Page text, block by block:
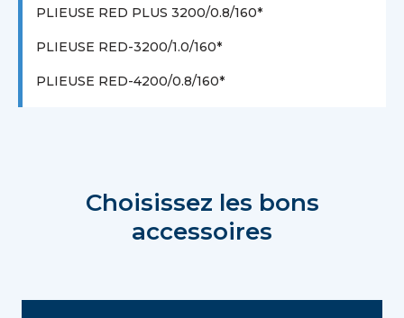
PLIEUSE RED PLUS 3200/0.8/160*
PLIEUSE RED-3200/1.0/160*
PLIEUSE RED-4200/0.8/160*
Choisissez les bons
accessoires